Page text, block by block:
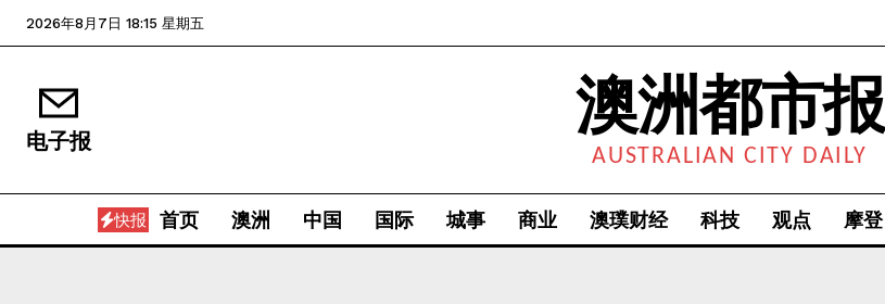
2026年8月7日 18:15 星期五
电子报 澳洲都市报
AUSTRALIAN CITY DAILY
快报 首页 澳洲 中国 国际 城事 商业 澳璞财经 科技 观点 摩登